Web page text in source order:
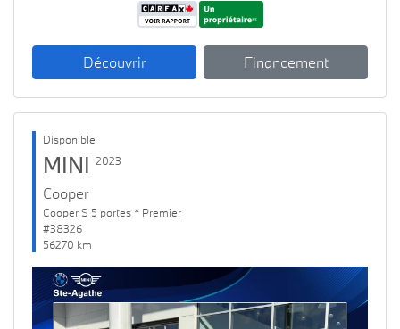
Découvrir Financement
Disponible
MINI 2023
Cooper
Cooper S 5 portes * Premier
#38326
56270 km